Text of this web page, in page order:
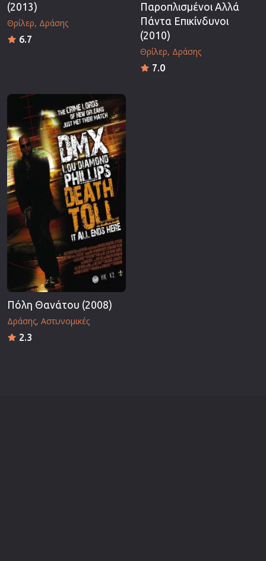
(2013)
Θρίλερ Δράσης
6.7
Παροπλισμένοι Αλλά
Πάντα Επικίνδυνοι
(2010)
Θρίλερ Δράσης
7.0
Πόλη Θανάτου (2008)
Δράσης Αστυνομικές
2.3